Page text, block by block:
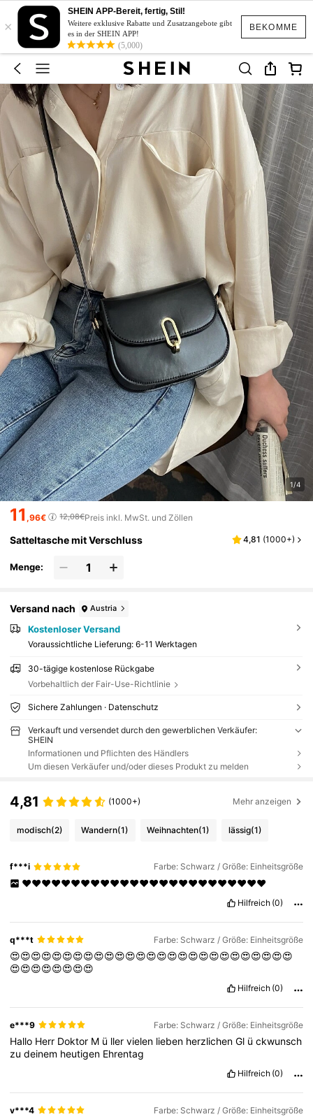
BEKOMME
×
SHEIN APP-Bereit, fertig, Stil!
Weitere exklusive Rabatte und Zusatzangebote gibt
es in der SHEIN APP!
(5,000)
1/4
11 ,96€ 12,08€Preis inkl. MwSt. und Zöllen
Satteltasche mit Verschluss 4,81 (1000+)
Menge:
Versand nach Austria
Kostenloser Versand
Voraussichtliche Lieferung: 6-11 Werktagen
30-tägige kostenlose Rückgabe
Vorbehaltlich der Fair-Use-Richtlinie
Sichere Zahlungen · Datenschutz
Verkauft und versendet durch den gewerblichen Verkäufer:
SHEIN
Informationen und Pflichten des Händlers
Um diesen Verkäufer und/oder dieses Produkt zu melden
4,81 (1000+) Mehr anzeigen
modisch(2) Wandern(1) Weihnachten(1) lässig(1)
f***i Farbe: Schwarz / Größe: Einheitsgröße
❤️❤️❤️❤️❤️❤️❤️❤️❤️❤️❤️❤️❤️❤️❤️❤️❤️❤️❤️❤️❤️❤️❤️❤️❤️
Hilfreich (0)
q***t Farbe: Schwarz / Größe: Einheitsgröße
😍😍😍😍😍😍😍😍😍😍😍😍😍😍😍😍😍😍😍😍😍😍😍😍😍😍😍
😍😍😍😍😍😍😍😍
Hilfreich (0)
e***9 Farbe: Schwarz / Größe: Einheitsgröße
Hallo Herr Doktor M ü llervielen lieben herzlichenGl ückwunsch
zudeinem heutigen Ehrentag
Hilfreich (0)
v***4 Farbe: Schwarz / Größe: Einheitsgröße